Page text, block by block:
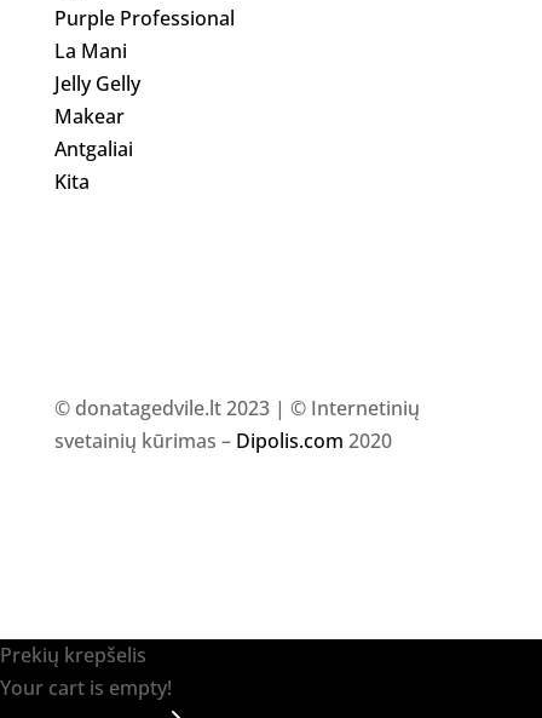
Purple Professional
La Mani
Jelly Gelly
Makear
Antgaliai
Kita
© donatagedvile.lt 2023 | © Internetinių
svetainių kūrimas – Dipolis.com 2020
Prekių krepšelis
Your cart is empty!